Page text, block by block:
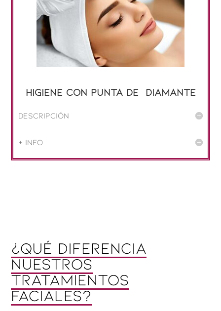
Higiene con PUNTA de DIAMANTE
Descripción
+ info
¿Qué diferencia
nuestros
tratamientos
faciales?